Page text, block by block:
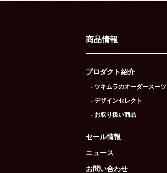
商品情報
プロダクト紹介
- ツキムラのオーダースーツ
- デザインセレクト
- お取り扱い商品
セール情報
ニュース
お問い合わせ